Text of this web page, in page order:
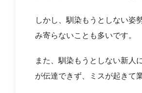
しかし、馴染もうとしない姿
み寄らないことも多いです。
また、馴染もうとしない新人
が伝達できず、ミスが起きて